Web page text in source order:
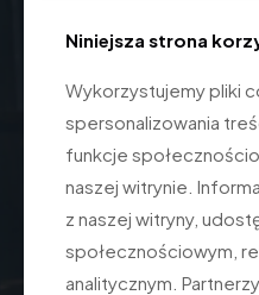
Gwarancja
Jeżeli znajdziesz niższą
Zapytaj o
Niniejsza strona
Wykorzystujemy pliki
spersonalizowania
funkcje
naszej witrynie.
z naszej witryny,
społecznościowym,
analitycznym.